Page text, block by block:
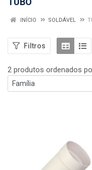
INÍCIO SOLDÁVEL
Filtros
2 produtos ordenados